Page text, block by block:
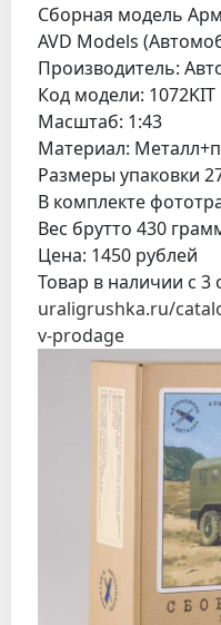
Сборная модель
AVD Models
Производитель:
Код модели: 1072KIT
Масштаб: 1:43
Материал:
Размеры упаковки
В комплекте
Вес брутто 430
Цена: 1450 рублей
Товар в наличии с 3
uraligrushka.ru/
v-prodage